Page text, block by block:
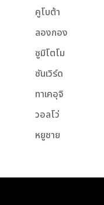
คูโบต้า
ลองกอง
ซูมิโตโม
ซันเวิร์ด
ทาเคอุจิ
วอลโว่
หยูชาย